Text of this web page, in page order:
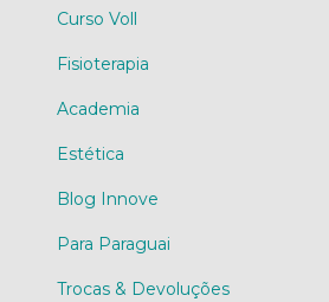
Curso Voll
Fisioterapia
Academia
Estética
Blog Innove
Para Paraguai
Trocas & Devoluções